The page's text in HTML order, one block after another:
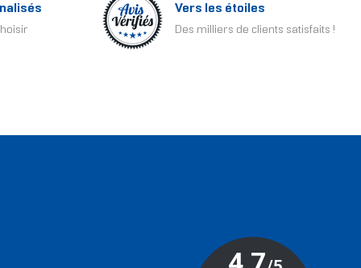
Vers les étoiles
Des milliers de clients satisfaits !